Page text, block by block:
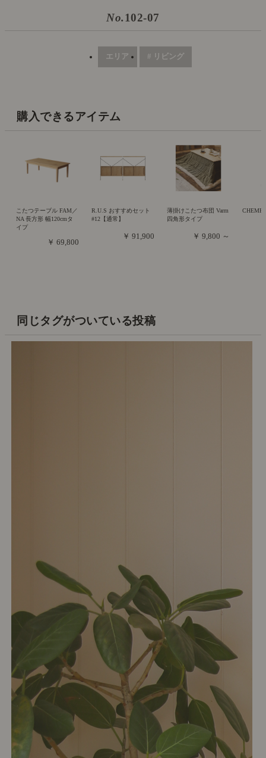
No.102-07
エリア # リビング
購入できるアイテム
こたつテーブル FAM／
NA 長方形 幅120cmタ
イプ
￥ 69,800
R.U.S おすすめセット
#12【通常】
￥ 91,900
薄掛けこたつ布団 Varm
四角形タイプ
￥ 9,800 ～
同じタグがついている投稿